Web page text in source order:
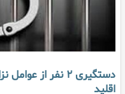
دستگیری ۲ نفر از
اقلید